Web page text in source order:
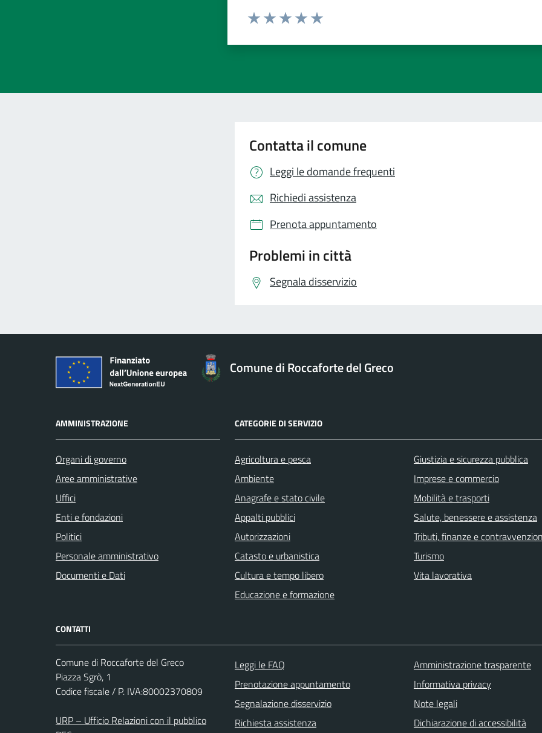
Contatta il comune
Leggi le domande frequenti
Richiedi assistenza
Prenota appuntamento
Problemi in città
Segnala disservizio
Comune di Roccaforte del Greco
AMMINISTRAZIONE
Organi di governo
Aree amministrative
Uffici
Enti e fondazioni
Politici
Personale amministrativo
Documenti e Dati
CATEGORIE DI SERVIZIO
Agricoltura e pesca
Ambiente
Anagrafe e stato civile
Appalti pubblici
Autorizzazioni
Catasto e urbanistica
Cultura e tempo libero
Educazione e formazione
Giustizia e sicurezza pubblica
Imprese e commercio
Mobilità e trasporti
Salute, benessere e assistenza
Tributi, finanze e
Turismo
Vita lavorativa
CONTATTI
Comune di Roccaforte del Greco
Piazza Sgrò, 1
Codice fiscale / P. IVA:80002370809
URP – Ufficio Relazioni con il pubblico
Leggi le FAQ
Prenotazione appuntamento
Segnalazione disservizio
Richiesta assistenza
Amministrazione trasparente
Informativa privacy
Note legali
Dichiarazione di accessibilità